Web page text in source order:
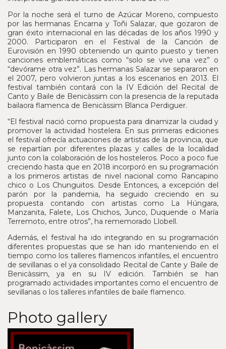
Por la noche será el turno de Azúcar Moreno, compuesto
por las hermanas Encarna y Toñi Salazar, que gozaron de
gran éxito internacional en las décadas de los años 1990 y
2000. Participaron en el Festival de la Canción de
Eurovisión en 1990 obteniendo un quinto puesto y tienen
canciones emblemáticas como “solo se vive una vez” o
“devórame otra vez”. Las hermanas Salazar se separaron en
el 2007, pero volvieron juntas a los escenarios en 2013. El
festival también contará con la IV Edición del Recital de
Canto y Baile de Benicàssim con la presencia de la reputada
bailaora flamenca de Benicàssim Blanca Perdiguer.
“El festival nació como propuesta para dinamizar la ciudad y
promover la actividad hostelera. En sus primeras ediciones
el festival ofrecía actuaciones de artistas de la provincia, que
se repartían por diferentes plazas y calles de la localidad
junto con la colaboración de los hosteleros. Poco a poco fue
creciendo hasta que en 2018 incorporó en su programación
a los primeros artistas de nivel nacional como Rancapino
chico o Los Chunguitos. Desde Entonces, a excepción del
parón por la pandemia, ha seguido creciendo en su
propuesta contando con artistas como La Húngara,
Manzanita, Falete, Los Chichos, Junco, Duquende o María
Terremoto, entre otros”, ha rememorado Llobell.
Además, el festival ha ido integrando en su programación
diferentes propuestas que se han ido manteniendo en el
tiempo como los talleres flamencos infantiles, el encuentro
de sevillanas o el ya consolidado Recital de Cante y Baile de
Benicàssim, ya en su IV edición. También se han
programado actividades importantes como el encuentro de
sevillanas o los talleres infantiles de baile flamenco.
Photo gallery